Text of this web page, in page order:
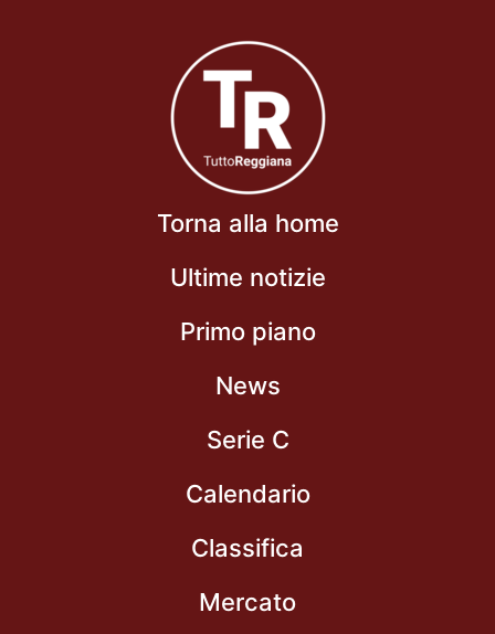
Torna alla home
Ultime notizie
Primo piano
News
Serie C
Calendario
Classifica
Mercato